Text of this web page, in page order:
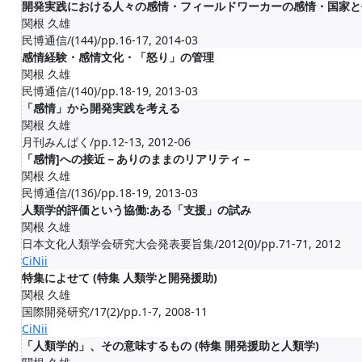
開発実践における人々の感情・フィールドワーカーの感情・国家
関根 久雄
民博通信/(144)/pp.16-17, 2014-03
感情経験・感情文化・「怒り」の管理
関根 久雄
民博通信/(140)/pp.18-19, 2013-03
「感情」から開発実践を考える
関根 久雄
月刊みんぱく/pp.12-13, 2012-06
「感情]への接近－ありのままのリアリティ－
関根 久雄
民博通信/(136)/pp.18-19, 2013-03
人類学的評価という協働:ある「支援」の試み
関根 久雄
日本文化人類学会研究大会発表要旨集/2012(0)/pp.71-71, 2012
CiNii
特集によせて (特集 人類学と開発援助)
関根 久雄
国際開発研究/17(2)/pp.1-7, 2008-11
CiNii
「人類学的」、その意味するもの (特集 開発援助と人類学)